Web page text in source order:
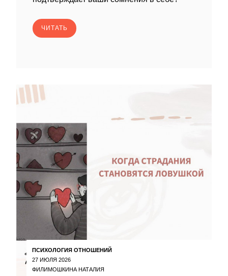
ЧИТАТЬ
ПСИХОЛОГИЯ ОТНОШЕНИЙ
27 ИЮЛЯ 2026
ФИЛИМОШКИНА НАТАЛИЯ